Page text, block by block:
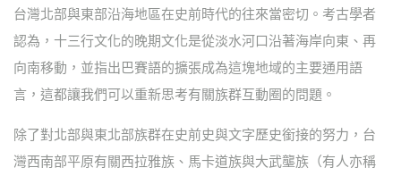
台灣北部與東部沿海地區在史前時代的往來當密切。考古學者
認為，十三行文化的晚期文化是從淡水河口沿著海岸向東、再
向南移動，並指出巴賽語的擴張成為這塊地域的主要通用語
言，這都讓我們可以重新思考有關族群互動圈的問題。
除了對北部與東北部族群在史前史與文字歷史銜接的努力，台
灣西南部平原有關西拉雅族、馬卡道族與大武壟族（有人亦稱